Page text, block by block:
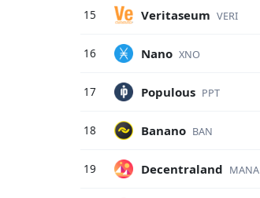
15 Veritaseum VERI
16 Nano XNO
17 Populous PPT
18 Banano BAN
19 Decentraland MANA